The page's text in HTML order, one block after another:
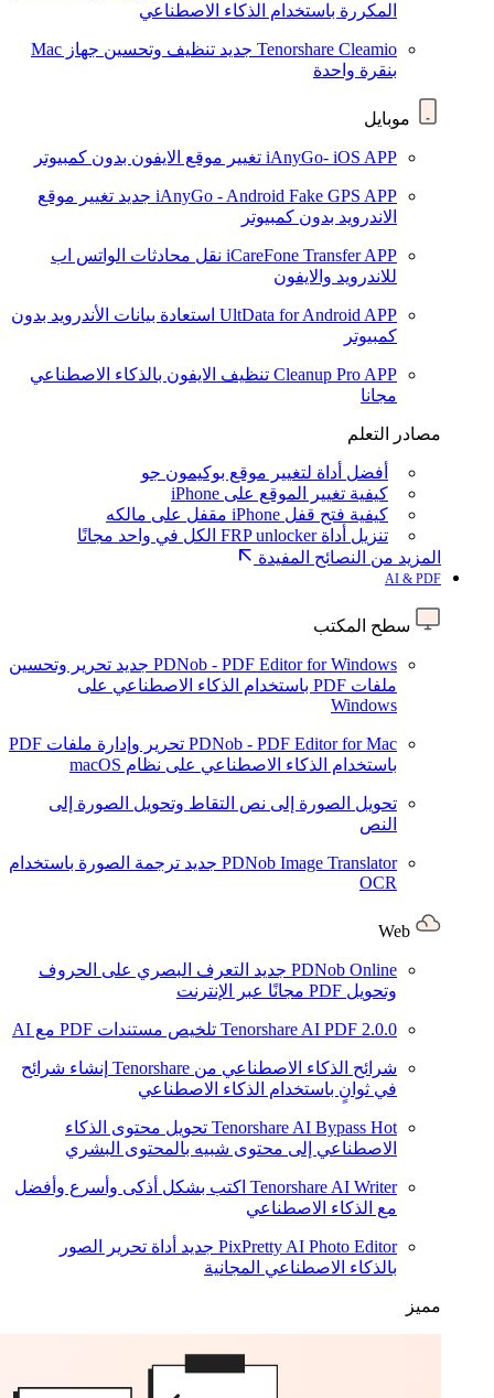
المكررة باستخدام الذكاء الاصطناعي
Tenorshare Cleamio جديد
تنظيف وتحسين جهاز Mac
بنقرة واحدة
موبايل
iAnyGo- iOS APP تغيير موقع الايفون بدون كمبيوتر
iAnyGo - Android Fake GPS APP جديد تغيير موقع
الاندرويد بدون كمبيوتر
iCareFone Transfer APP نقل محادثات الواتس اب
للاندرويد والايفون
UltData for Android APP استعادة بيانات الأندرويد بدون
كمبيوتر
Cleanup Pro APP تنظيف الايفون بالذكاء الاصطناعي
مجانا
مصادر التعلم
أفضل أداة لتغيير موقع بوكيمون جو
كيفية تغيير الموقع على iPhone
كيفية فتح قفل iPhone مقفل على مالكه
تنزيل أداة FRP unlocker الكل في واحد مجانًا
المزيد من النصائح المفيدة
AI & PDF
سطح المكتب
PDNob - PDF Editor for Windows جديد تحرير وتحسين
ملفات PDF باستخدام الذكاء الاصطناعي على
Windows
PDNob - PDF Editor for Mac
تحرير وإدارة ملفات PDF
باستخدام الذكاء الاصطناعي على نظام macOS
تحويل الصورة إلى نص التقاط وتحويل الصورة إلى
النص
PDNob Image Translator جديد ترجمة الصورة باستخدام
OCR
PDNob Online جديد التعرف البصري على الحروف
وتحويل PDF مجانًا عبر الإنترنت
Tenorshare AI PDF 2.0.0 تلخيص مستندات PDF مع AI
شرائح الذكاء الاصطناعي من Tenorshare
إنشاء شرائح
في ثوانٍ باستخدام الذكاء الاصطناعي
Tenorshare AI Bypass Hot
تحويل محتوى الذكاء
الاصطناعي إلى محتوى شبيه بالمحتوى البشري
Tenorshare AI Writer اكتب بشكل أذكى وأسرع وأفضل
مع الذكاء الاصطناعي
PixPretty AI Photo Editor جديد أداة تحرير الصور
بالذكاء الاصطناعي المجانية
مميز